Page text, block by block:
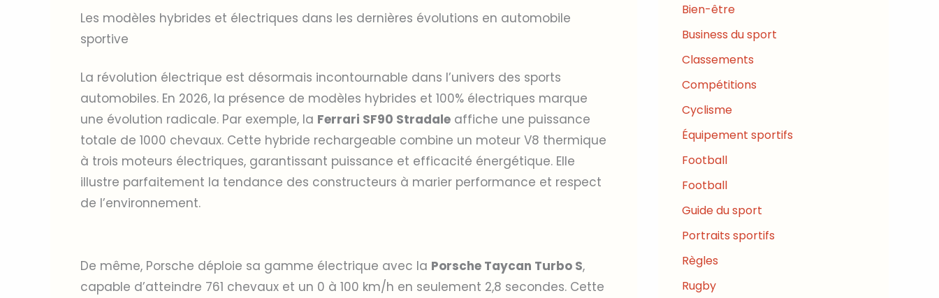
Les modèles hybrides et électriques dans les dernières évolutions en automobile
sportive
La révolution électrique est désormais incontournable dans l’univers des sports
automobiles. En 2026, la présence de modèles hybrides et 100% électriques marque
une évolution radicale. Par exemple, la Ferrari SF90 Stradaleaffiche une puissance
totale de 1000 chevaux. Cette hybride rechargeable combine un moteur V8 thermique
à trois moteurs électriques, garantissant puissance et efficacité énergétique. Elle
illustre parfaitement la tendance des constructeurs à marier performance et respect
de l’environnement.
De même, Porsche déploie sa gamme électrique avec la Porsche Taycan Turbo S,
capable d’atteindre 761 chevaux et un 0 à 100 km/h en seulement 2,8 secondes. Cette
Bien-être
Business du sport
Classements
Compétitions
Cyclisme
Équipement sportifs
Football
Football
Guide du sport
Portraits sportifs
Règles
Rugby